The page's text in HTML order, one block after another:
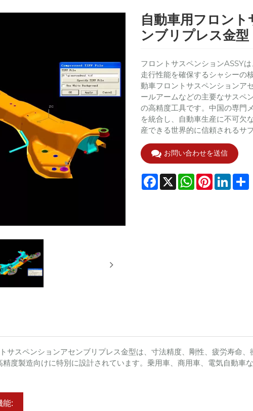
自動車用フロン
ンブリプレス金型
フロントサスペンションASSY
走行性能を確保するシャシーの
動車フロントサスペンションア
ールアームなどの主要なサスペ
の高精度工具です。中国の専門
を統合し、自動車生産に不可欠
産できる世界的に信頼されるサ
お問い合わせを送信
Facebook
X WhatsApp
Pinterest
サスペンションアセンブリプレス金型は、寸法精度、剛性、疲労寿命
精度製造向けに特別に設計されています。乗用車、商用車、電気自動車
能: